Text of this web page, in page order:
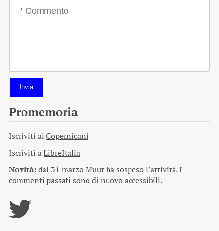
Invia
Promemoria
Iscriviti ai Copernicani
Iscriviti aLibreItalia
Novità:dal 31 marzo Muut ha sospeso l’attività. I
commenti passati sono di nuovo accessibili.